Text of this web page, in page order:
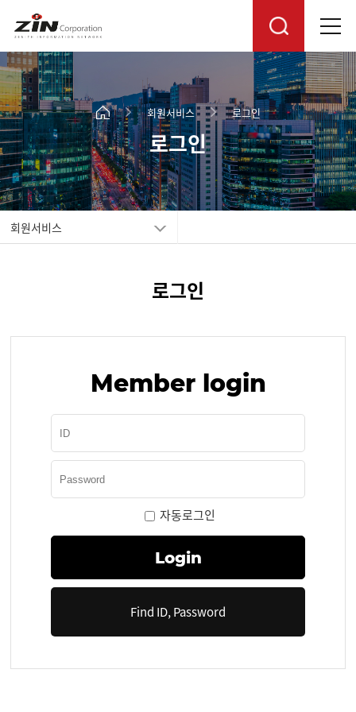
회원서비스 로그인
로그인
회원서비스
로그인
Member login
자동로그인
Find ID, Password